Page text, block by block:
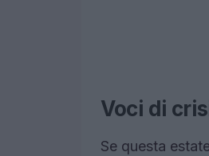
Voci di
Se questa